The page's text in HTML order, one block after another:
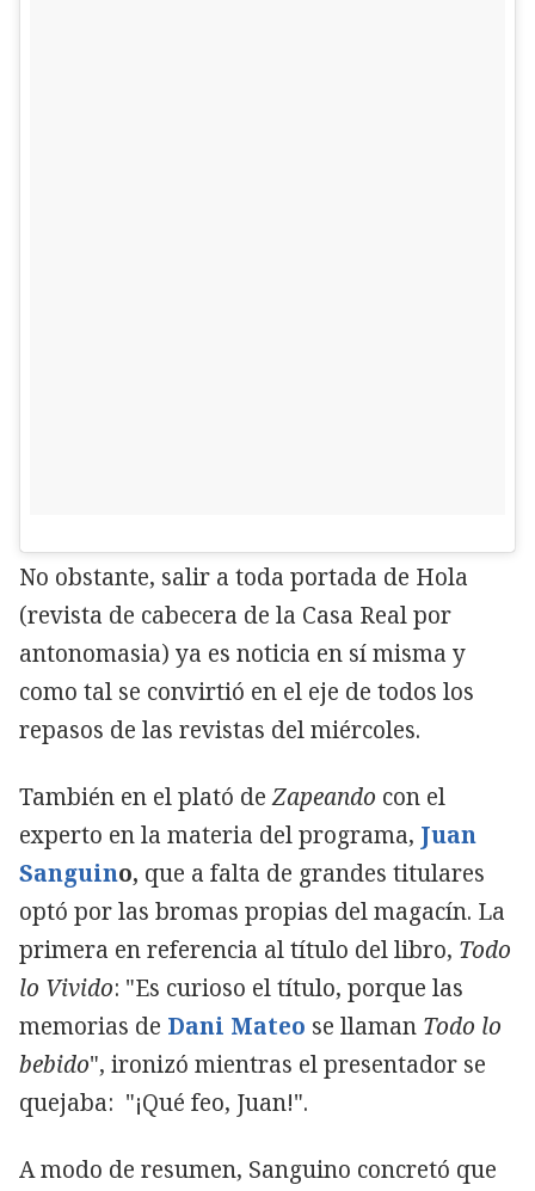
No obstante, salir a toda portada de Hola
(revista de cabecera de la Casa Real por
antonomasia) ya es noticia en sí misma y
como tal se convirtió en el eje de todos los
repasos de las revistas del miércoles.
También en el plató deZapeando con el
experto en la materia del programa, Juan
Sanguino, que a falta de grandes titulares
optó por las bromas propias del magacín. La
primera en referencia al título del libro, Todo
lo Vivido: "Es curioso el título, porque las
memorias de Dani Mateo se llaman Todo lo
bebido", ironizó mientras el presentador se
quejaba: "¡Qué feo, Juan!".
A modo de resumen, Sanguino concretó que